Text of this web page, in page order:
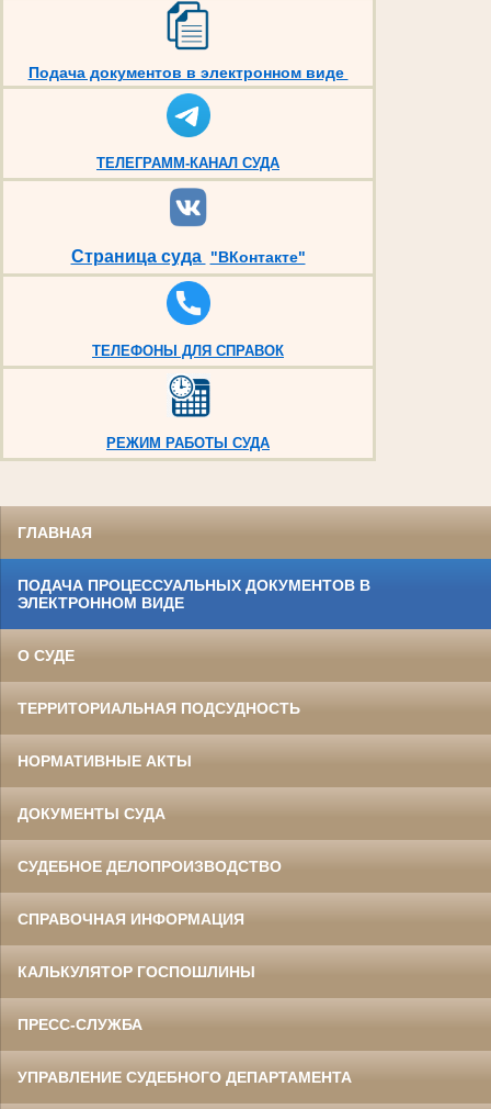
Подача документов в электронном виде
ТЕЛЕГРАММ-КАНАЛ СУДА
Страница суда "ВКонтакте"
ТЕЛЕФОНЫ ДЛЯ СПРАВОК
РЕЖИМ РАБОТЫ СУДА
ГЛАВНАЯ
ПОДАЧА ПРОЦЕССУАЛЬНЫХ ДОКУМЕНТОВ В
ЭЛЕКТРОННОМ ВИДЕ
О СУДЕ
ТЕРРИТОРИАЛЬНАЯ ПОДСУДНОСТЬ
НОРМАТИВНЫЕ АКТЫ
ДОКУМЕНТЫ СУДА
СУДЕБНОЕ ДЕЛОПРОИЗВОДСТВО
СПРАВОЧНАЯ ИНФОРМАЦИЯ
КАЛЬКУЛЯТОР ГОСПОШЛИНЫ
ПРЕСС-СЛУЖБА
УПРАВЛЕНИЕ СУДЕБНОГО ДЕПАРТАМЕНТА